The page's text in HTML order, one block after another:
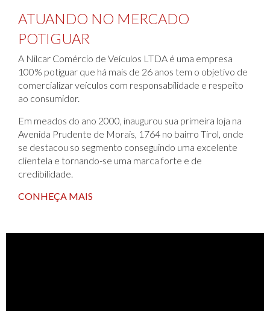
ATUANDO NO MERCADO
POTIGUAR
A Nilcar Comércio de Veículos LTDA é uma empresa
100% potiguar que há mais de 26 anos tem o objetivo de
comercializar veículos com responsabilidade e respeito
ao consumidor.
Em meados do ano 2000, inaugurou sua primeira loja na
Avenida Prudente de Morais, 1764 no bairro Tirol, onde
se destacou so segmento conseguindo uma excelente
clientela e tornando-se uma marca forte e de
credibilidade.
CONHEÇA MAIS